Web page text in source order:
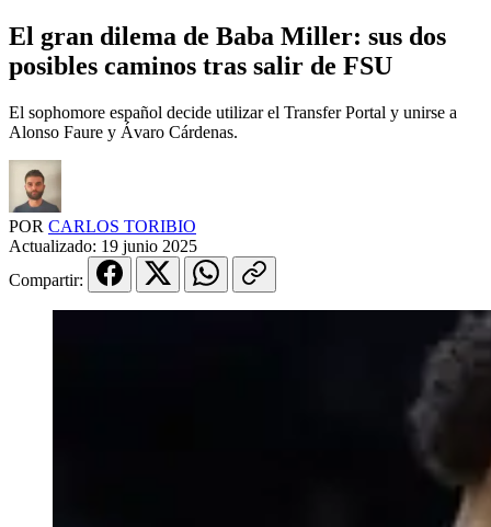
El gran dilema de Baba Miller: sus dos
posibles caminos tras salir de FSU
El sophomore español decide utilizar el Transfer Portal y unirse a
Alonso Faure y Ávaro Cárdenas.
POR CARLOS TORIBIO
Actualizado: 19 junio 2025
Compartir: